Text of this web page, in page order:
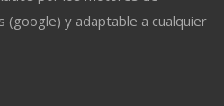
(google) y adaptable a cualquier